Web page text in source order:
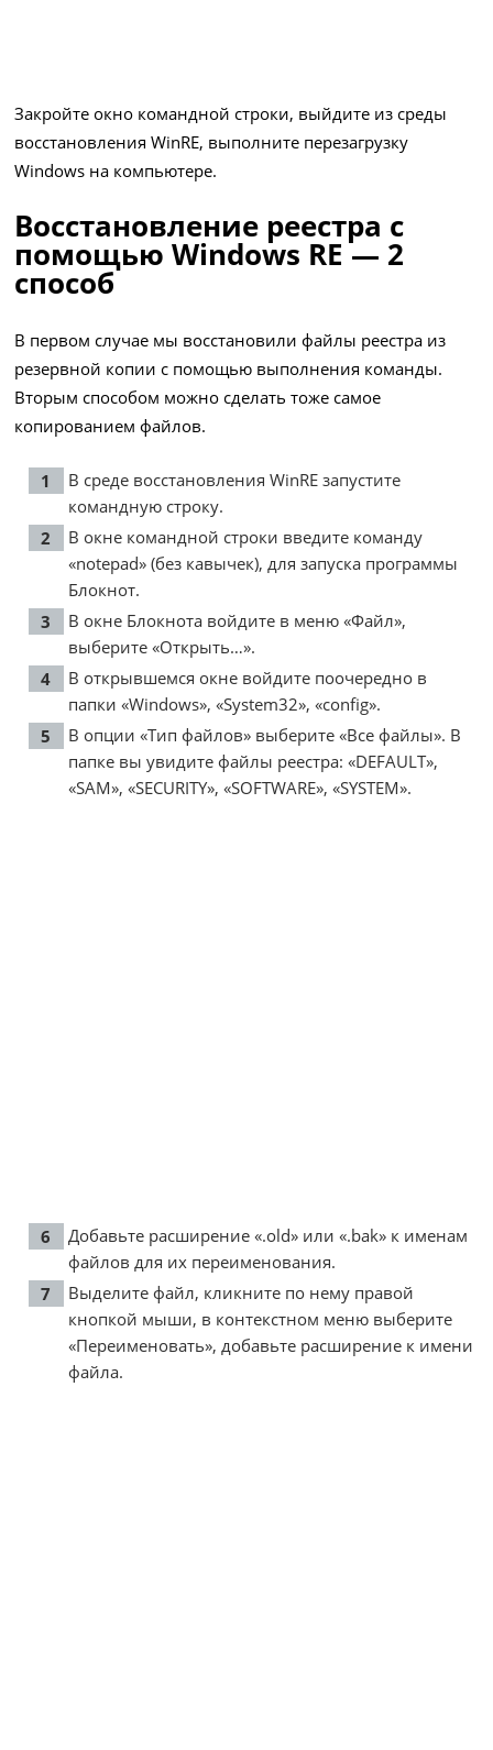
Закройте окно командной строки, выйдите из среды
восстановления WinRE, выполните перезагрузку
Windows на компьютере.
Восстановление реестра с
помощью Windows RE — 2
способ
В первом случае мы восстановили файлы реестра из
резервной копии с помощью выполнения команды.
Вторым способом можно сделать тоже самое
копированием файлов.
В среде восстановления WinRE запустите
командную строку.
В окне командной строки введите команду
«notepad» (без кавычек), для запуска программы
Блокнот.
В окне Блокнота войдите в меню «Файл»,
выберите «Открыть…».
В открывшемся окне войдите поочередно в
папки «Windows», «System32», «config».
В опции «Тип файлов» выберите «Все файлы». В
папке вы увидите файлы реестра: «DEFAULT»,
«SAM», «SECURITY», «SOFTWARE», «SYSTEM».
Добавьте расширение «.old» или «.bak» к именам
файлов для их переименования.
Выделите файл, кликните по нему правой
кнопкой мыши, в контекстном меню выберите
«Переименовать», добавьте расширение к имени
файла.